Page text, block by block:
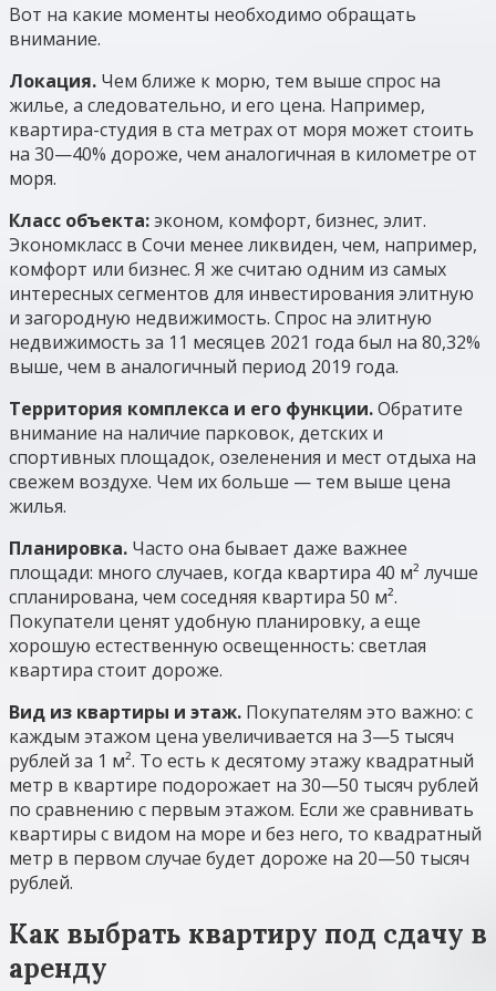
Вот на какие моменты необходимо обращать
внимание.
Локация. Чем ближе к морю, тем выше спрос на
жилье, а следовательно, и его цена. Например,
квартира-студия в ста метрах от моря может стоить
на 30—40% дороже, чем аналогичная в километре от
моря.
Класс объекта:эконом, комфорт, бизнес, элит.
Экономкласс в Сочи менее ликвиден, чем, например,
комфорт или бизнес. Я же считаю одним из самых
интересных сегментов для инвестирования элитную
и загородную недвижимость. Спрос на элитную
недвижимость за 11 месяцев 2021 года был на 80,32%
выше, чем в аналогичный период 2019 года.
Территория комплекса и его функции.Обратите
внимание на наличие парковок, детских и
спортивных площадок, озеленения и мест отдыха на
свежем воздухе. Чем их больше — тем выше цена
жилья.
Планировка. Часто она бывает даже важнее
площади: много случаев, когда квартира 40 м² лучше
спланирована, чем соседняя квартира 50 м².
Покупатели ценят удобную планировку, а еще
хорошую естественную освещенность: светлая
квартира стоит дороже.
Вид из квартиры и этаж. Покупателям это важно: с
каждым этажом цена увеличивается на 3—5 тысяч
рублей за 1 м². То есть к десятому этажу квадратный
метр в квартире подорожает на 30—50 тысяч рублей
по сравнению с первым этажом. Если же сравнивать
квартиры с видом на море и без него, то квадратный
метр в первом случае будет дороже на 20—50 тысяч
рублей.
Как выбрать квартиру под сдачу в
аренду